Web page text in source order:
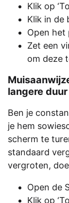
Klik op
Klik in de
Open het
Zet een
om deze
langere duur
Ben je
je hem
scherm te
standaard
vergroten,
Open de
Klik op